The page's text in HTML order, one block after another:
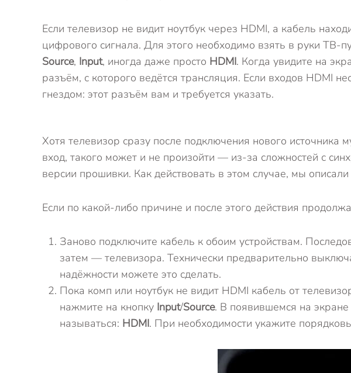
Если телевизор не видит ноутбук через HDMI, а кабель
цифрового сигнала. Для этого необходимо взять в руки ТВ-
Source, Input, иногда даже просто HDMI. Когда увидите на
разъём, с которого ведётся трансляция. Если входов HDMI
гнездом: этот разъём вам и требуется указать.
Хотя телевизор сразу после подключения нового
вход, такого может и не произойти — из-за сложностей с
версии прошивки. Как действовать в этом случае, мы
Если по какой-либо причине и после этого действия
Заново подключите кабель к обоим устройствам.
затем — телевизора. Технически предварительно
надёжности можете это сделать.
Пока комп или ноутбук не видит HDMI кабель от
нажмите на кнопку Input/Source. В появившемся на
называться: HDMI. При необходимости укажите